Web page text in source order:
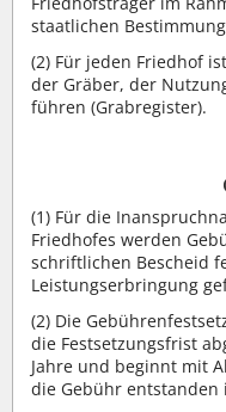
staatlichen
(2) Für jeden Friedhof
der Gräber, der
führen (Grabregister).
(1) Für die
Friedhofes werden
schriftlichen Bescheid
Leistungserbringung
(2) Die
die Festsetzungsfrist
Jahre und beginnt mit
die Gebühr entstanden